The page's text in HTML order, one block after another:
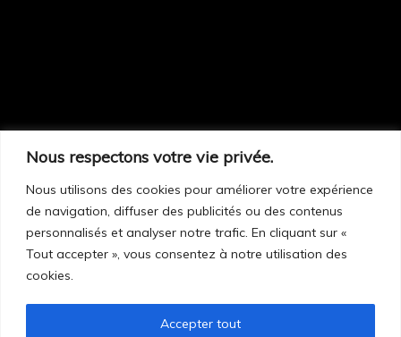
Nous respectons votre vie privée.
Nous utilisons des cookies pour améliorer votre expérience
de navigation, diffuser des publicités ou des contenus
personnalisés et analyser notre trafic. En cliquant sur «
Tout accepter », vous consentez à notre utilisation des
cookies.
Accepter tout
Sur rendez-vous seulement :
248, route 299
Cascapédia–Saint-Jules (Qc) G0C 1T0